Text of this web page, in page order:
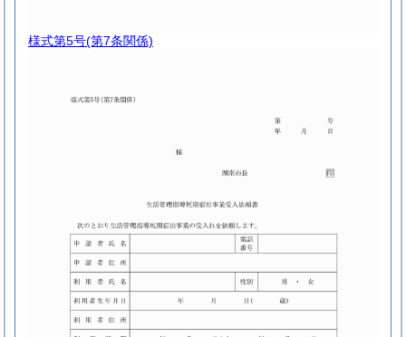
様式第5号(第7条関係)